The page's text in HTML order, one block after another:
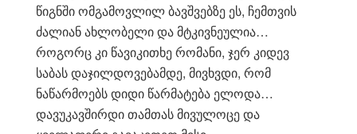
წიგნში ომგამოვლილ ბავშვებზე ეს, ჩემთვის
ძალიან ახლობელი და მტკივნეულია…
როგორც კი წავიკითხე რომანი, ჯერ კიდევ
საბას დაჯილდოვებამდე, მივხვდი, რომ
ნაწარმოებს დიდი წარმატება ელოდა…
დავუკავშირდი თამთას მივულოცე და